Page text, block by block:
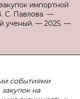
импортной
С. Павлова. —
ученый. — 2025. —
событиями
на